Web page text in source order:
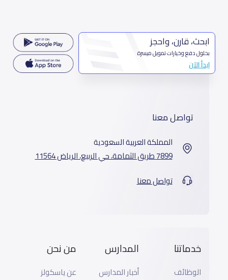
ابحث، قارن، واحجز
بحلول دفع وخيارات تمويل ميسرة
ابدأ الآن
تواصل معنا
المملكة العربية السعودية
7899 طريق الثمامة، حي الربيع، الرياض 11564
تواصل معنا
خدماتنا
الوظائف
المدارس
أخبار المدارس
من نحن
عن ياسكولز